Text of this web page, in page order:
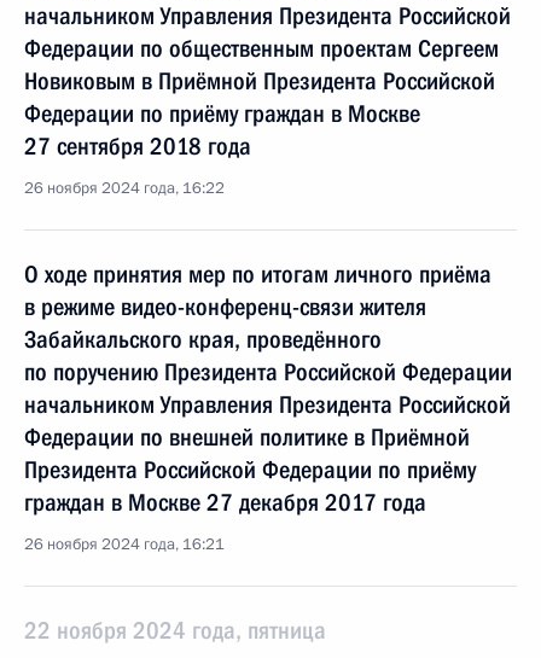
начальником Управления Президента Российской
Федерации по общественным проектам Сергеем
Новиковым в Приёмной Президента Российской
Федерации по приёму граждан в Москве
27 сентября 2018 года
26 ноября 2024 года, 16:22
О ходе принятия мер по итогам личного приёма
в режиме видео-конференц-связи жителя
Забайкальского края, проведённого
по поручению Президента Российской Федерации
начальником Управления Президента Российской
Федерации по внешней политике в Приёмной
Президента Российской Федерации по приёму
граждан в Москве 27 декабря 2017 года
26 ноября 2024 года, 16:21
22 ноября 2024 года, пятница